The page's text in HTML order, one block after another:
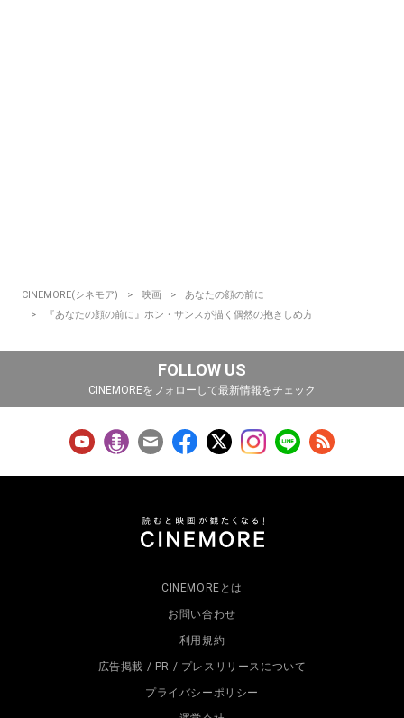
CINEMORE(シネモア) 映画
あなたの顔の前に
『あなたの顔の前に』ホン・サンスが描く偶然の抱きしめ方
FOLLOW US
CINEMOREをフォローして最新情報をチェック
CINEMOREとは
お問い合わせ
利用規約
広告掲載 / PR / プレスリリースについて
プライバシーポリシー